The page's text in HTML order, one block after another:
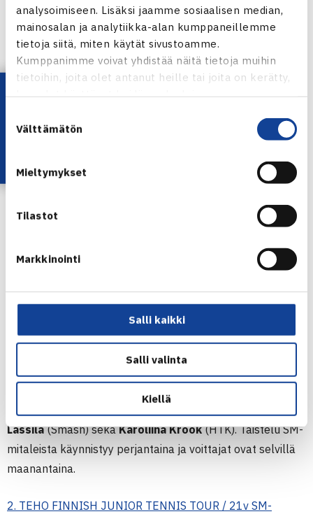
analysoimiseen. Lisäksi jaamme sosiaalisen median,
mainosalan ja analytiikka-alan kumppaneillemme
tietoja siitä, miten käytät sivustoamme.
Kumppanimme voivat yhdistää näitä tietoja muihin
tietoihin, joita olet antanut heille tai joita on kerätty,
kun olet käyttänyt heidän palvelujaan.
valinta
Välttämätön
Mieltymykset
Tilastot
Markkinointi
Salli kaikki
Salli valinta
Kiellä
Suomessa pelattaviin kansainvälisiin kilpailuihin. Tutustu
tarkemmin villeihin kortteihintäältä.
2. FAZER JGP, SM-KILPAILUT | TAMPERE, TATS
sarjassa Helsingissä. Kyseessä on kauden toinen TEHO
kärkisijoitettuina nähdään kotikentällä
Lassila(Smash) sekäKaroliina Krook(HTK). Taistelu SM-
mitaleista käynnistyy perjantaina ja voittajat ovat selvillä
maanantaina.
2. TEHO FINNISH JUNIOR TENNIS TOUR / 21v SM-
Lataa OmaTennis!